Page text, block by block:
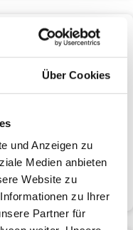
Über Cookies
und Anzeigen zu
Medien anbieten
Website zu
zu Ihrer
Partner für
für
Stellwerk
Bahn
intensiver
NRW-
• Terminierung
Auswirkungen
rund um Bahnknoten...